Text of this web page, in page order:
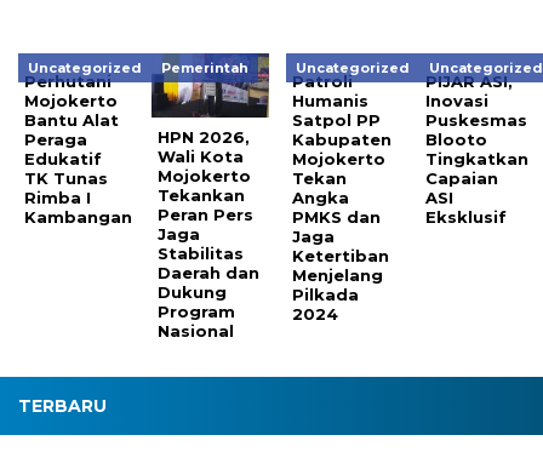
Uncategorized
Perhutani
Mojokerto
Bantu Alat
Peraga
Edukatif
TK Tunas
Rimba I
Kambangan
Pemerintah
HPN 2026,
Wali Kota
Mojokerto
Tekankan
Peran Pers
Jaga
Stabilitas
Daerah dan
Dukung
Program
Nasional
Uncategorized
Patroli
Humanis
Satpol PP
Kabupaten
Mojokerto
Tekan
Angka
PMKS dan
Jaga
Ketertiban
Menjelang
Pilkada
2024
Uncategorized
PIJAR ASI,
Inovasi
Puskesmas
Blooto
Tingkatkan
Capaian
ASI
Eksklusif
TERBARU